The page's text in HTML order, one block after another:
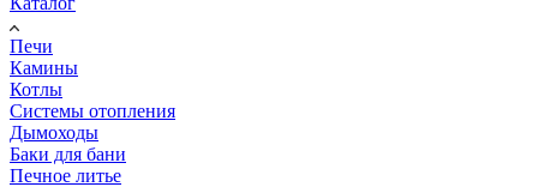
Печи
Камины
Котлы
Системы отопления
Дымоходы
Баки для бани
Печное литье